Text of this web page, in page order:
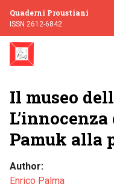
Quaderni Proustiani
ISSN 2612-6842
Il museo
Pamuk alla
Author
Enrico Palma